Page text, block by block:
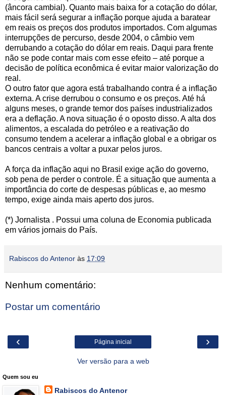
(âncora cambial). Quanto mais baixa for a cotação do dólar,
mais fácil será segurar a inflação porque ajuda a baratear
em reais os preços dos produtos importados. Com algumas
interrupções de percurso, desde 2004, o câmbio vem
derrubando a cotação do dólar em reais. Daqui para frente
não se pode contar mais com esse efeito – até porque a
decisão de política econômica é evitar maior valorização do
real.
O outro fator que agora está trabalhando contra é a inflação
externa. A crise derrubou o consumo e os preços. Até há
alguns meses, o grande temor dos países industrializados
era a deflação. A nova situação é o oposto disso. A alta dos
alimentos, a escalada do petróleo e a reativação do
consumo tendem a acelerar a inflação global e a obrigar os
bancos centrais a voltar a puxar pelos juros.
A força da inflação aqui no Brasil exige ação do governo,
sob pena de perder o controle. É a situação que aumenta a
importância do corte de despesas públicas e, ao mesmo
tempo, exige ainda mais aperto dos juros.
(*) Jornalista . Possui uma coluna de Economia publicada
em vários jornais do País.
Rabiscos do Antenor às 17:09
Nenhum comentário:
Postar um comentário
‹ ›
Página inicial
Ver versão para a web
Quem sou eu
Rabiscos do Antenor